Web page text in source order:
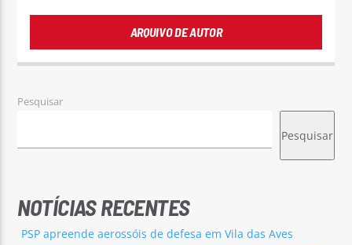
ARQUIVO DE AUTOR
Pesquisar
Pesquisar
NOTÍCIAS RECENTES
PSP apreende aerossóis de defesa em Vila das Aves